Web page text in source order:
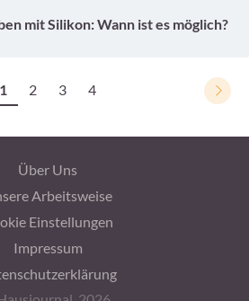
mit Silikon: Wann ist es möglich?
1 2 3 4
Über Uns
Arbeitsweise
Einstellungen
Impressum